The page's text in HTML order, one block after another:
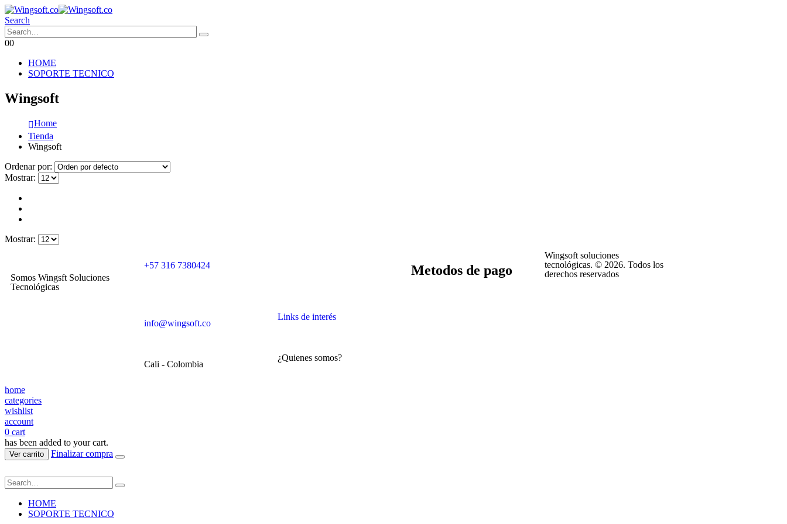
Search
00
HOME
SOPORTE TECNICO
Wingsoft
Home
Tienda
Wingsoft
Ordenar por:
Mostrar:
Mostrar:
Somos Wingsft Soluciones
Tecnológicas
+57 316 7380424
info@wingsoft.co
Cali - Colombia
Links de interés
¿Quienes somos?
Metodos de pago
Wingsoft soluciones
tecnológicas. © 2026. Todos los
derechos reservados
home
categories
wishlist
account
0 cart
has been added to your cart.
Ver carrito Finalizar compra
HOME
SOPORTE TECNICO